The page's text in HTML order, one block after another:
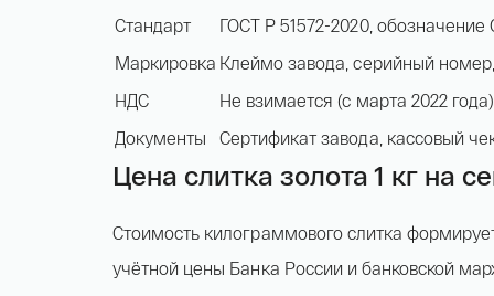
Стандарт
ГОСТ Р 51572-2020, обозначение
Маркировка Клеймо завода, серийный
НДС
Не взимается (с марта 2022 года)
Документы
Сертификат завода, кассовый
Цена слитка золота 1 кг на
Стоимость килограммового слитка
учётной цены Банка России и банковской